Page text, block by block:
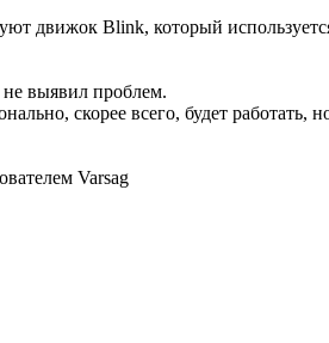
движок Blink, который
выявил проблем.
скорее всего, будет работать,
Varsag